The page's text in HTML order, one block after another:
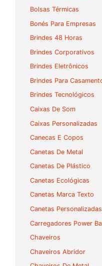
Bolsas Térmicas
Bonés Para Empresas
Brindes 48 Horas
Brindes Corporativos
Brindes Eletrônicos
Brindes Para
Brindes Tecnológicos
Caixas De Som
Caixas Personalizadas
Canecas E Copos
Canetas De Metal
Canetas De Plástico
Canetas Ecológicas
Canetas Marca Texto
Canetas Personalizadas
Carregadores Power
Chaveiros
Chaveiros Abridor